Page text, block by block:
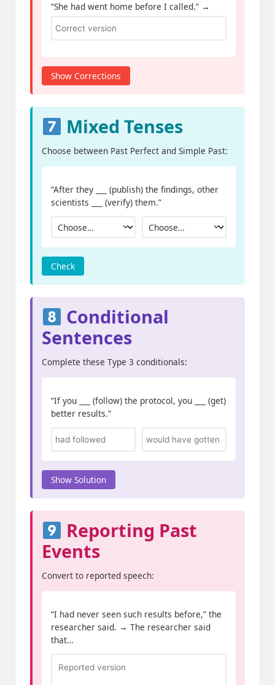
“She had went home before I called.” →
Show Corrections
Mixed Tenses
Choose between Past Perfect and Simple Past:
“After they ___ (publish) the findings, other
scientists ___ (verify) them.”
Check
Conditional
Sentences
Complete these Type 3 conditionals:
“If you ___ (follow) the protocol, you ___ (get)
better results.”
Show Solution
Reporting Past
Events
Convert to reported speech:
“I had never seen such results before,” the
researcher said. → The researcher said
that…